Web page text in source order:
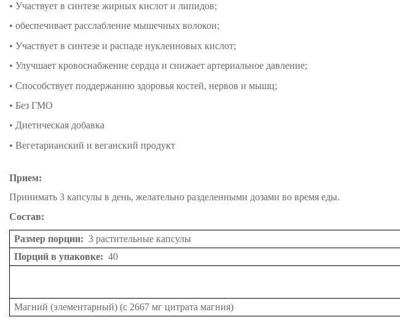
• Участвует в синтезе жирных кислот и липидов;
• обеспечивает расслабление мышечных волокон;
• Участвует в синтезе и распаде нуклеиновых кислот;
• Улучшает кровоснабжение сердца и снижает артериальное давление;
• Способствует поддержанию здоровья костей, нервов и мышц;
• Без ГМО
• Диетическая добавка
• Вегетарианский и веганский продукт
Прием:
Принимать 3 капсулы в день, желательно разделенными дозами во время еды.
Состав:
Размер порции: 3 растительные капсулы
Порций в упаковке: 40
Магний (элементарный) (с 2667 мг цитрата магния)